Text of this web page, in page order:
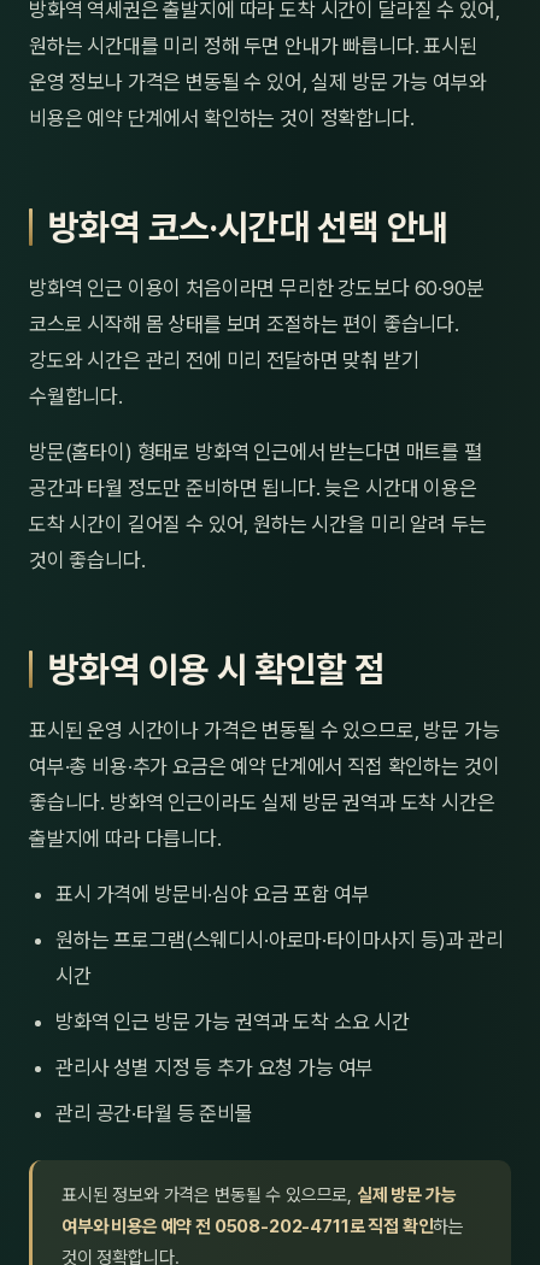
방화역 역세권은 출발지에 따라 도착 시간이 달라질 수 있어,
원하는 시간대를 미리 정해 두면 안내가 빠릅니다. 표시된
운영 정보나 가격은 변동될 수 있어, 실제 방문 가능 여부와
비용은 예약 단계에서 확인하는 것이 정확합니다.
방화역 코스·시간대 선택 안내
방화역 인근 이용이 처음이라면 무리한 강도보다 60·90분
코스로 시작해 몸 상태를 보며 조절하는 편이 좋습니다.
강도와 시간은 관리 전에 미리 전달하면 맞춰 받기
수월합니다.
방문(홈타이) 형태로 방화역 인근에서 받는다면 매트를 펼
공간과 타월 정도만 준비하면 됩니다. 늦은 시간대 이용은
도착 시간이 길어질 수 있어, 원하는 시간을 미리 알려 두는
것이 좋습니다.
방화역 이용 시 확인할 점
표시된 운영 시간이나 가격은 변동될 수 있으므로, 방문 가능
여부·총 비용·추가 요금은 예약 단계에서 직접 확인하는 것이
좋습니다. 방화역 인근이라도 실제 방문 권역과 도착 시간은
출발지에 따라 다릅니다.
표시 가격에 방문비·심야 요금 포함 여부
원하는 프로그램(스웨디시·아로마·타이마사지 등)과 관리
시간
방화역 인근 방문 가능 권역과 도착 소요 시간
관리사 성별 지정 등 추가 요청 가능 여부
관리 공간·타월 등 준비물
표시된 정보와 가격은 변동될 수 있으므로, 실제 방문 가능
여부와 비용은 예약 전 0508-202-4711로 직접 확인하는
것이 정확합니다.